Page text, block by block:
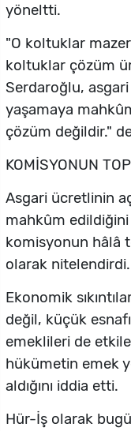
yöneltti.
"O koltuklar
koltuklar çözüm
Serdaroğlu, asgari
yaşamaya
çözüm değildir."
KOMİSYONUN
Asgari ücretlinin
mahkûm
komisyonun hâlâ
olarak nitelendirdi.
Ekonomik
değil, küçük
emeklileri de
hükümetin emek
aldığını iddia etti.
Hür-İş olarak